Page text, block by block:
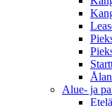
Alue- ja